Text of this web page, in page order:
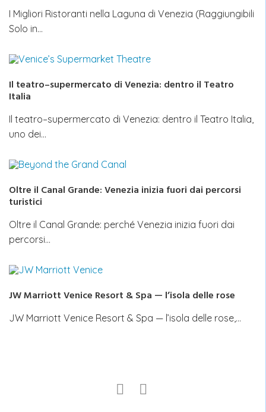
I Migliori Ristoranti nella Laguna di Venezia (Raggiungibili
Solo in…
Il teatro–supermercato di Venezia: dentro il Teatro
Italia
Il teatro–supermercato di Venezia: dentro il Teatro Italia,
uno dei…
Oltre il Canal Grande: Venezia inizia fuori dai percorsi
turistici
Oltre il Canal Grande: perché Venezia inizia fuori dai
percorsi…
JW Marriott Venice Resort & Spa — l’isola delle rose
JW Marriott Venice Resort & Spa — l’isola delle rose,…